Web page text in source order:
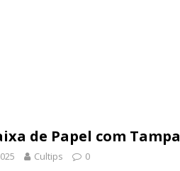
de Papel com Tampa
Cultips 0